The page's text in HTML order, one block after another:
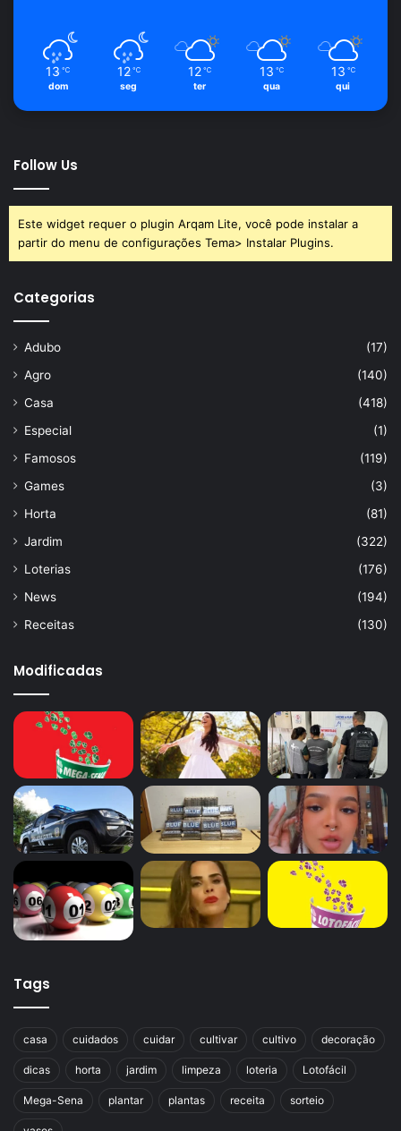
13 ℃
dom
12 ℃
seg
12 ℃
ter
13 ℃
qua
13 ℃
qui
Follow Us
Este widget requer o plugin Arqam Lite, você pode instalar a
partir do menu de configurações Tema> Instalar Plugins.
Categorias
Adubo
(17)
Agro
(140)
Casa
(418)
Especial
(1)
Famosos
(119)
Games
(3)
Horta
(81)
Jardim
(322)
Loterias
(176)
News
(194)
Receitas
(130)
Modificadas
Tags
casa cuidados cuidar cultivar cultivo decoração
dicas horta jardim limpeza loteria Lotofácil
Mega-Sena plantar plantas receita sorteio